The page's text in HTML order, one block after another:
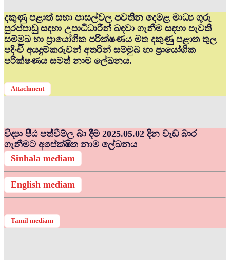
දකුණු පළාත් සභා පාසල්වල පවතින දෙමළ මාධ්‍ය ගුරු
පුරප්පාඩු සඳහා උපාධිධාරීන් බඳවා ගැනීම සඳහා පැවති
සම්මුඛ හා ප්‍රායෝගික පරික්ෂණය මත දකුණු පළාත තුල
පදිංචි අයදුම්කරුවන් අතරින් සම්මුඛ හා ප්‍රායෝගික
පරික්ෂණය සමත් නාම ලේඛනය.
Attachment
විද්‍යා පීඨ පත්වීම්ල බා දීම 2025.05.02 දින වැඩ බාර
ගැනීමට අපේක්ෂිත නාම ලේඛනය
Sinhala mediam
English mediam
Tamil mediam